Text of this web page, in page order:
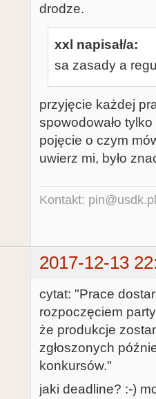
drodze.
xxl napisał/a:
sa zasady a
przyjęcie każdej
spowodowało
pojęcie o czym
uwierz mi, było
Kontakt: pin@usdk.pl
2017-12-13
cytat: "Prace
rozpoczęciem
że produkcje
zgłoszonych
konkursów."
jaki deadline? :-)